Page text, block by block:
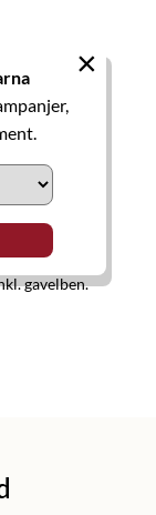
×
gavelben.